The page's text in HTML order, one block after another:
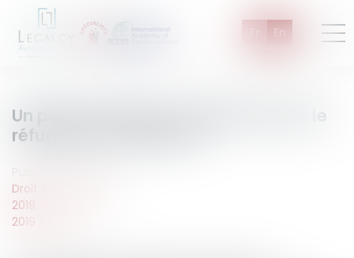
En
Un permis périmé n'empêchera pas le
réfugié de se déplacer !
Droit international
2019
2019